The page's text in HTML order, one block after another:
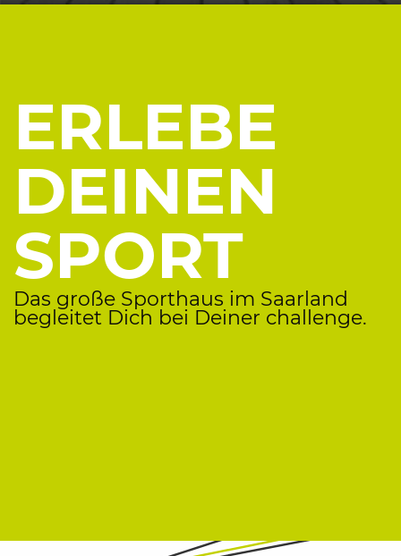
ERLEBE
DEINEN
SPORT
Das große Sporthaus im Saarland
begleitet Dich bei Deiner challenge.